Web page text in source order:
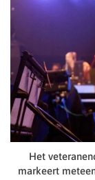
Het
markeert